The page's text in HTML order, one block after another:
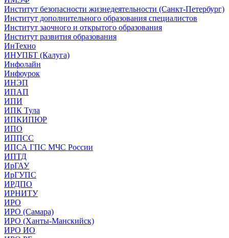
Институт безопасности жизнедеятельности (Санкт-Петербург)
Институт дополнительного образования специалистов
Институт заочного и открытого образования
Институт развития образования
ИнТехно
ИНУПБТ (Калуга)
Инфолайн
Инфоурок
ИНЭП
ИПАП
ИПИ
ИПК Тула
ИПКИПЮР
ИПО
ИППСС
ИПСА ГПС МЧС России
ИПТД
ИрГАУ
ИрГУПС
ИРДПО
ИРНИТУ
ИРО
ИРО (Самара)
ИРО (Ханты-Манскийск)
ИРО ИО